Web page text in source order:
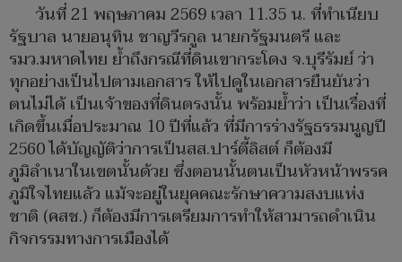
วันที่ 21 พฤษภาคม 2569 เวลา 11.35 น. ที่ทำเนียบ
รัฐบาล นายอนุทิน ชาญวีรกูล นายกรัฐมนตรี และ
รมว.มหาดไทย ย้ำถึงกรณีที่ดินเขากระโดง จ.บุรีรัมย์ ว่า
ทุกอย่างเป็นไปตามเอกสาร ให้ไปดูในเอกสารยืนยันว่า
ตนไม่ได้ เป็นเจ้าของที่ดินตรงนั้น พร้อมย้ำว่า เป็นเรื่องที่
เกิดขึ้นเมื่อประมาณ 10 ปีที่แล้ว ที่มีการร่างรัฐธรรมนูญปี
2560 ได้บัญญัติว่าการเป็นสส.ปาร์ตี้ลิสต์ ก็ต้องมี
ภูมิลำเนาในเขตนั้นด้วย ซึ่งตอนนั้นตนเป็นหัวหน้าพรรค
ภูมิใจไทยแล้ว แม้จะอยู่ในยุคคณะรักษาความสงบแห่ง
ชาติ (คสช.) ก็ต้องมีการเตรียมการทำให้สามารถดำเนิน
กิจกรรมทางการเมืองได้